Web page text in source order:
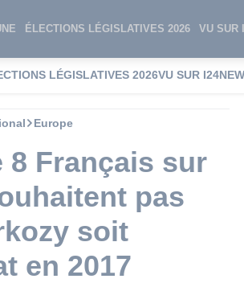
ÉLECTIONS LÉGISLATIVES 2026 VU SUR
LÉGISLATIVES 2026VU SUR
Europe
8 Français sur
pas
soit
en 2017